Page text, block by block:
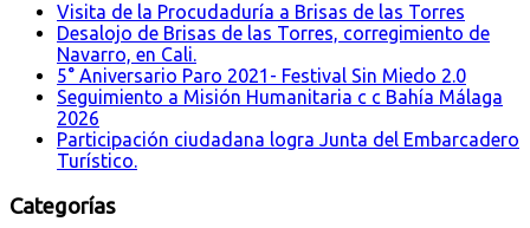
Visita de la Procudaduría a Brisas de las Torres
Desalojo de Brisas de las Torres, corregimiento de
Navarro, en Cali.
5° Aniversario Paro 2021- Festival Sin Miedo 2.0
Seguimiento a Misión Humanitaria c c Bahía Málaga
2026
Participación ciudadana logra Junta del Embarcadero
Turístico.
Categorías